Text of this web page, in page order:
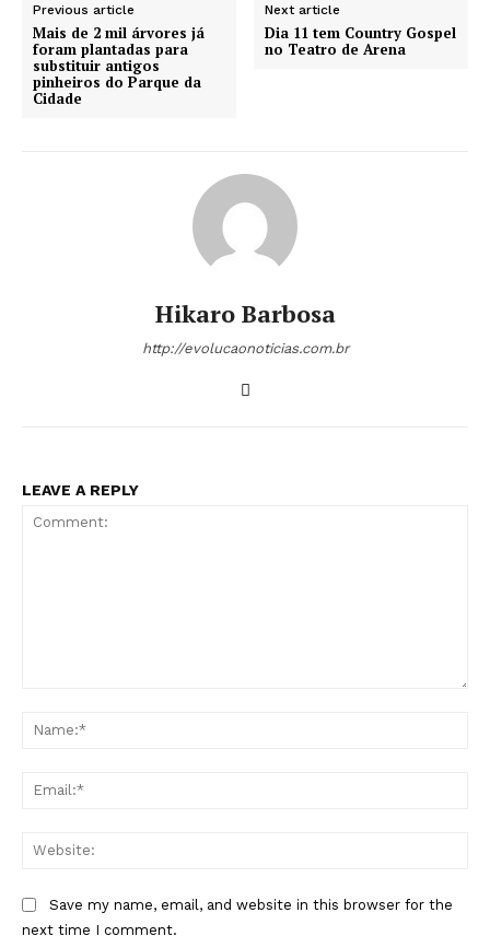
Previous article
Mais de 2 mil árvores já
foram plantadas para
substituir antigos
pinheiros do Parque da
Cidade
Next article
Dia 11 tem Country Gospel
no Teatro de Arena
Hikaro Barbosa
http://evolucaonoticias.com.br
LEAVE A REPLY
Save my name, email, and website in this browser for the
next time I comment.